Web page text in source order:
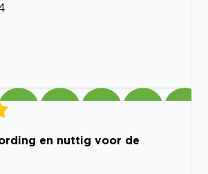
en nuttig voor de